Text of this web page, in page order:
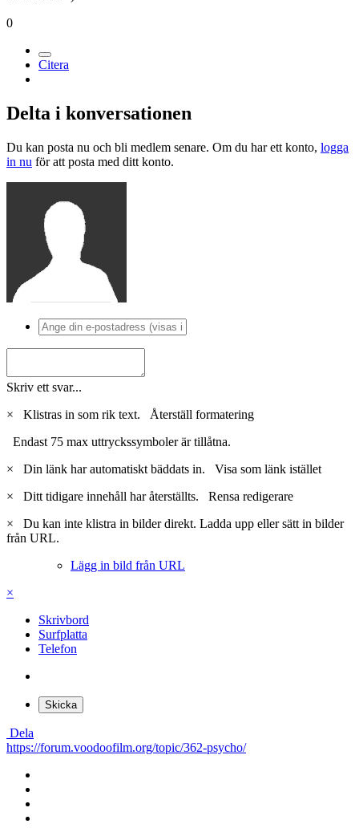
0
Citera
Delta i konversationen
Du kan posta nu och bli medlem senare. Om du har ett konto, logga
in nu för att posta med ditt konto.
Skriv ett svar...
×
Klistras in som rik text. Återställ formatering
Endast 75 max uttryckssymboler är tillåtna.
×
Din länk har automatiskt bäddats in. Visa som länk istället
×
Ditt tidigare innehåll har återställts. Rensa redigerare
×
Du kan inte klistra in bilder direkt. Ladda upp eller sätt in bilder
från URL.
Lägg in bild från URL
×
Skrivbord
Surfplatta
Telefon
Skicka
Dela
https://forum.voodoofilm.org/topic/362-psycho/